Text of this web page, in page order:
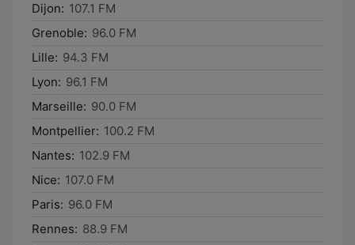
Dijon: 107.1 FM
Grenoble: 96.0 FM
Lille: 94.3 FM
Lyon: 96.1 FM
Marseille: 90.0 FM
Montpellier: 100.2 FM
Nantes: 102.9 FM
Nice: 107.0 FM
Paris: 96.0 FM
Rennes: 88.9 FM